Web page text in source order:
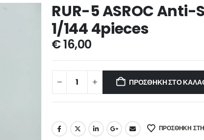
RUR-5 ASROC
1/144 4pieces
€16,00
ΠΡΟΣΘΉΚΗ ΣΤΟ
ΠΡΌΣΘΉΚΗ